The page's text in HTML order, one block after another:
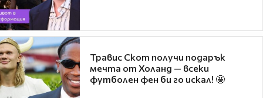
Травис Скот получи подарък
мечта от Холанд — всеки
футболен фен би го искал! 🤩